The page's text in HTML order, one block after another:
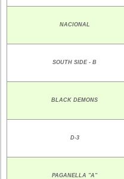
NACIONAL
SOUTH SIDE - B
BLACK DEMONS
D-3
PAGANELLA "A"